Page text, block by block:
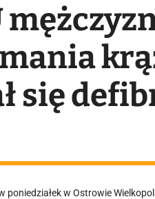
się
stało
poniedziałek w Ostrowie